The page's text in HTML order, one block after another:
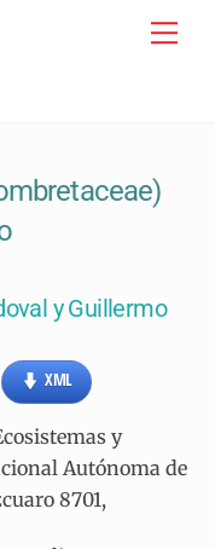
y Guillermo
XML
y
Autónoma de
8701,